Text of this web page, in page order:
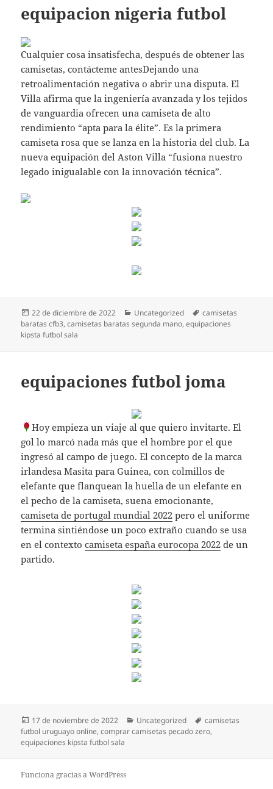
equipacion nigeria futbol
Cualquier cosa insatisfecha, después de obtener las
camisetas, contácteme antesDejando una
retroalimentación negativa o abrir una disputa. El
Villa afirma que la ingeniería avanzada y los tejidos
de vanguardia ofrecen una camiseta de alto
rendimiento “apta para la élite”. Es la primera
camiseta rosa que se lanza en la historia del club. La
nueva equipación del Aston Villa “fusiona nuestro
legado inigualable con la innovación técnica”.
Publicado
el
22 de diciembre de 2022 Categorías
Uncategorized Etiquetas
camisetas
baratas cfb3,camisetas baratas segunda mano,equipaciones
kipsta futbol sala
equipaciones futbol joma
Hoy empieza un viaje al que quiero invitarte. El
gol lo marcó nada más que el hombre por el que
ingresó al campo de juego. El concepto de la marca
irlandesa Masita para Guinea, con colmillos de
elefante que flanquean la huella de un elefante en
el pecho de la camiseta, suena emocionante,
camiseta de portugal mundial 2022 pero el uniforme
termina sintiéndose un poco extraño cuando se usa
en el contextocamiseta españa eurocopa 2022 de un
partido.
Publicado
el
17 de noviembre de 2022 Categorías
Uncategorized Etiquetas
camisetas
futbol uruguayo online,comprar camisetas pecado zero,
equipaciones kipsta futbol sala
Funciona gracias a WordPress